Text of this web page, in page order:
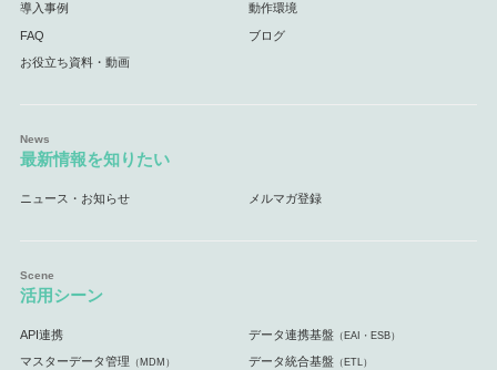
導入事例 動作環境
FAQ ブログ
お役立ち資料・動画
最新情報を知りたい
ニュース・お知らせ メルマガ登録
活用シーン
API連携 データ連携基盤 （EAI・ESB）
マスターデータ管理 （MDM） データ統合基盤 （ETL）